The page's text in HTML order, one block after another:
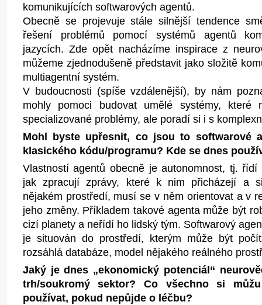
komunikujících softwarových agentů.
Obecně se projevuje stále silnější tendence
řešení problémů pomocí systémů agentů
jazycích. Zde opět nacházíme inspirace z
můžeme zjednodušeně představit jako složitě
multiagentní systém.
V budoucnosti (spíše vzdálenější), by nám
mohly pomoci budovat umělé systémy, které
specializované problémy, ale poradí si i s
Mohl byste upřesnit, co jsou to softwarové
klasického kódu/programu? Kde se dnes
Vlastností agentů obecně je autonomnost, tj.
jak zpracují zprávy, které k nim přicházejí a
nějakém prostředí, musí se v něm orientovat a v
jeho změny. Příkladem takové agenta může být
cizí planety a neřídí ho lidský tým. Softwarový
je situován do prostředí, kterým může být
rozsáhlá databáze, model nějakého reálného
Jaký je dnes „ekonomický potenciál“
trh/soukromý sektor? Co všechno si
používat, pokud nepůjde o léčbu?